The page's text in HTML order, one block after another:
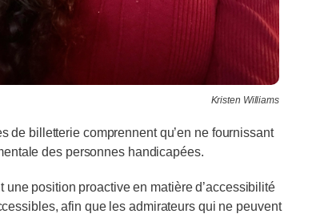
Kristen Williams
de billetterie comprennent qu’en ne fournissant
des personnes handicapées.
position proactive en matière d’accessibilité
afin que les admirateurs qui ne peuvent